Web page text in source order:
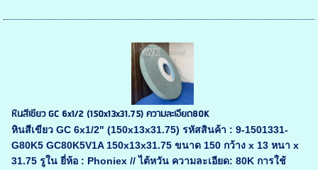
หินสีเขียว GC 6x1/2 (150x13x31.75) ความละเอียด80K
หินสีเขียว GC 6x1/2" (150x13x31.75) รหัสสินค้า : 9-1501331-
G80K5 GC80K5V1A 150x13x31.75 ขนาด 150 กว้าง x 13 หนา x
31.75 รูใน ยี่ห้อ : Phoniex // ไต้หวัน ความละเอียด: 80K การใช้